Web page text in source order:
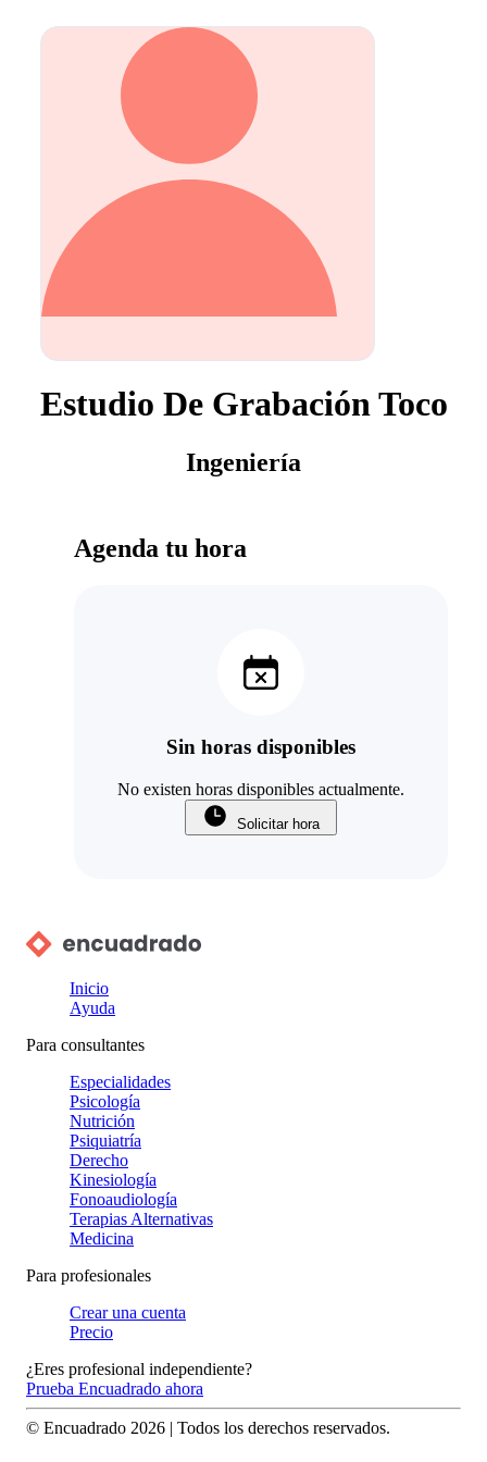
Estudio De Grabación Toco
Ingeniería
Agenda tu hora
Sin horas disponibles
No existen horas disponibles actualmente.
Solicitar hora
Inicio
Ayuda
Para consultantes
Especialidades
Psicología
Nutrición
Psiquiatría
Derecho
Kinesiología
Fonoaudiología
Terapias Alternativas
Medicina
Para profesionales
Crear una cuenta
Precio
¿Eres profesional independiente?
Prueba Encuadrado ahora
© Encuadrado 2026 | Todos los derechos reservados.